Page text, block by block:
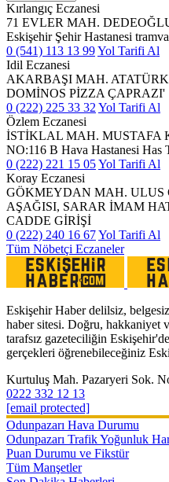
Kırlangıç Eczanesi
71 EVLER MAH.
Eskişehir Şehir Hastanesi
0 (541) 113 13 99Yol Tarifi Al
Idil Eczanesi
AKARBAŞI MAH.
DOMİNOS PİZZA ÇAPRAZI'
0 (222) 225 33 32 Yol Tarifi Al
Özlem Eczanesi
İSTİKLAL MAH. MUSTAFA
NO:116 B Hava Hastanesi Has
0 (222) 221 15 05Yol Tarifi Al
Koray Eczanesi
GÖKMEYDAN MAH. ULUS
AŞAĞISI, SARAR İMAM
CADDE GİRİŞİ
0 (222) 240 16 67Yol Tarifi Al
Tüm Nöbetçi Eczaneler
Eskişehir Haber delilsiz,
haber sitesi. Doğru, hakkaniyet
tarafsız gazeteciliğin
gerçekleri öğrenebileceğiniz
Kurtuluş Mah. Pazaryeri Sok.
0222 332 12 13
[email protected]
Odunpazarı Hava Durumu
Odunpazarı Trafik Yoğunluk
Puan Durumu ve Fikstür
Tüm Manşetler